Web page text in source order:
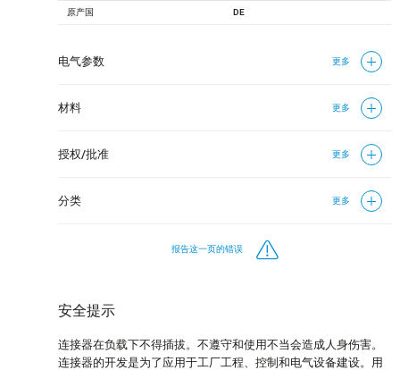
原产国 DE
电气参数 更多
材料 更多
授权/批准 更多
分类 更多
报告这一页的错误
安全提示
连接器在负载下不得插拔。不遵守和使用不当会造成人身伤害。
连接器的开发是为了应用于工厂工程、控制和电气设备建设。用